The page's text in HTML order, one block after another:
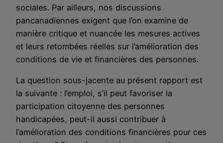
sociales. Par ailleurs, nos discussions
pancanadiennes exigent que l’on examine de
manière critique et nuancée les mesures actives
et leurs retombées réelles sur l’amélioration des
conditions de vie et financières des personnes.
La question sous-jacente au présent rapport est
la suivante : l’emploi, s’il peut favoriser la
participation citoyenne des personnes
handicapées, peut-il aussi contribuer à
l’amélioration des conditions financières pour ces